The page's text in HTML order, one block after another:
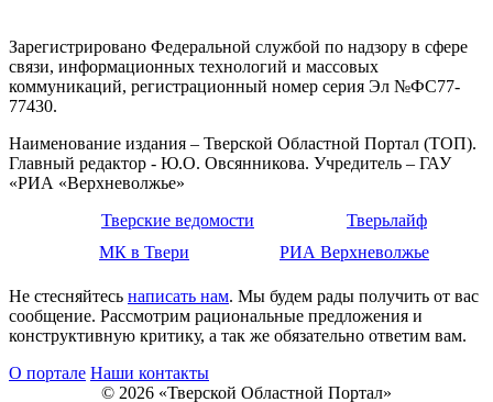
Зарегистрировано Федеральной службой по надзору в сфере
связи, информационных технологий и массовых
коммуникаций, регистрационный номер серия Эл №ФС77-
77430.
Наименование издания – Тверской Областной Портал (ТОП).
Главный редактор - Ю.О. Овсянникова. Учредитель – ГАУ
«РИА «Верхневолжье»
Тверские ведомости
Тверьлайф
МК в Твери
РИА Верхневолжье
Не стесняйтесь написать нам. Мы будем рады получить от вас
сообщение. Рассмотрим рациональные предложения и
конструктивную критику, а так же обязательно ответим вам.
О портале Наши контакты
© 2026 «Тверской Областной Портал»